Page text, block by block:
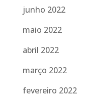
junho 2022
maio 2022
abril 2022
março 2022
fevereiro 2022